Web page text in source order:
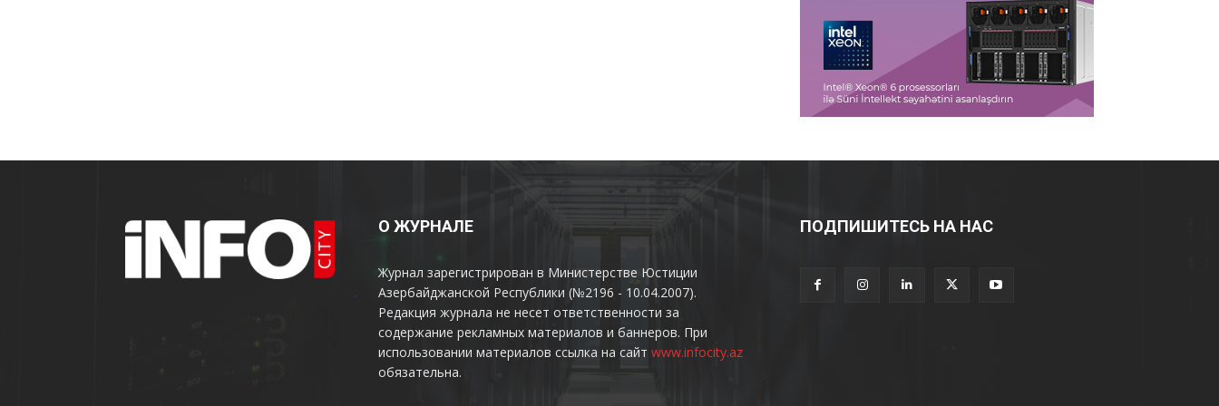
О ЖУРНАЛЕ
Журнал зарегистрирован в Министерстве Юстиции
Азербайджанской Республики (№2196 - 10.04.2007).
Редакция журнала не несет ответственности за
содержание рекламных материалов и баннеров. При
использовании материалов ссылка на сайт www.infocity.az
обязательна.
ПОДПИШИТЕСЬ НА НАС